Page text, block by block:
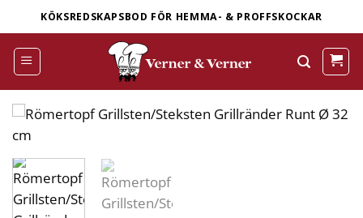
to
content
KÖKSREDSKAPSBOD FÖR HEMMA- & PROFFSKOCKAR